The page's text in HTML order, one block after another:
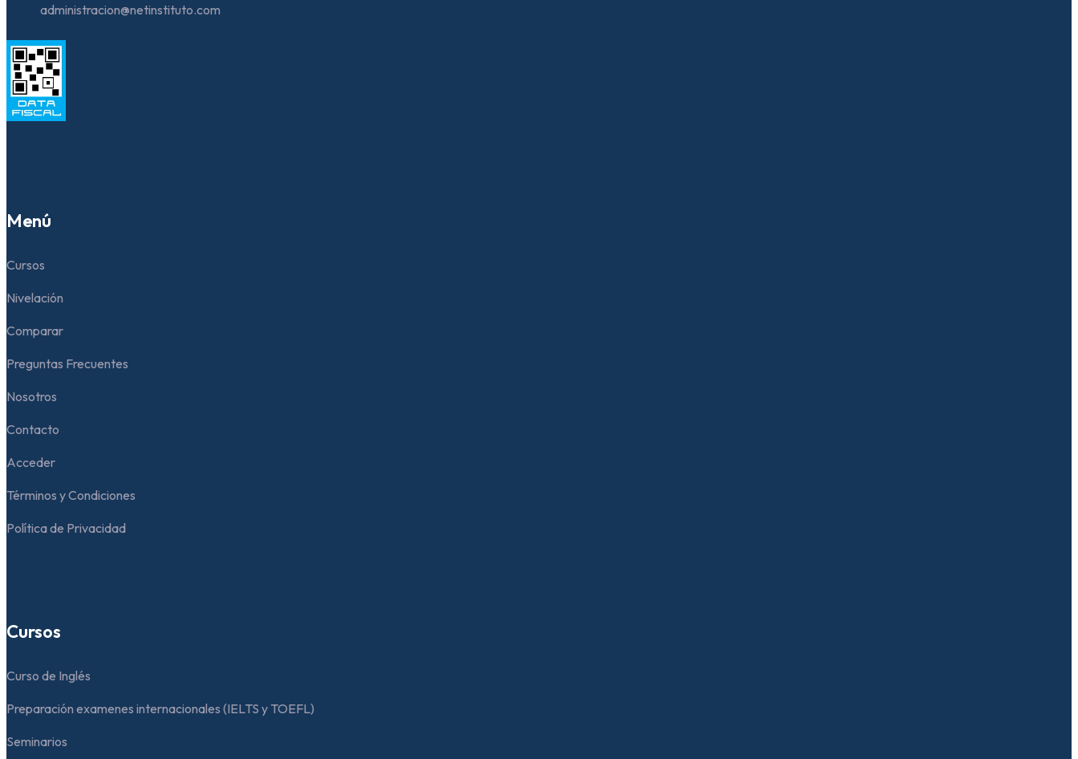
administracion@netinstituto.com
Menú
Cursos
Nivelación
Comparar
Preguntas Frecuentes
Nosotros
Contacto
Acceder
Términos y Condiciones
Política de Privacidad
Cursos
Curso de Inglés
Preparación examenes internacionales (IELTS y TOEFL)
Seminarios